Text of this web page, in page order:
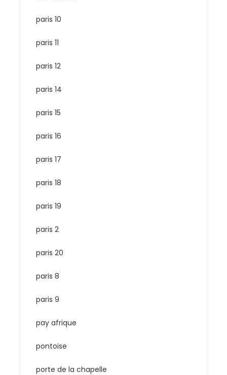
paris 10
paris 11
paris 12
paris 14
paris 15
paris 16
paris 17
paris 18
paris 19
paris 2
paris 20
paris 8
paris 9
pay afrique
pontoise
porte de la chapelle